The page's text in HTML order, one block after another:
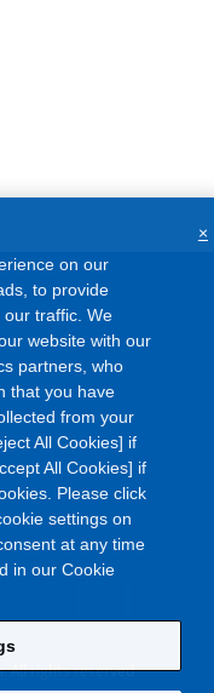
All rights reserved
on our
to provide
traffic. We
website with our
partners, who
that you have
from your
All Cookies] if
All Cookies] if
Please click
settings on
at any time
in our Cookie
×